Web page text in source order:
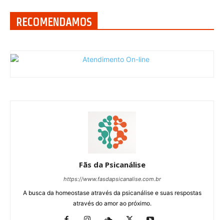
RECOMENDAMOS
Fãs da Psicanálise
https://www.fasdapsicanalise.com.br
A busca da homeostase através da psicanálise e suas respostas
através do amor ao próximo.